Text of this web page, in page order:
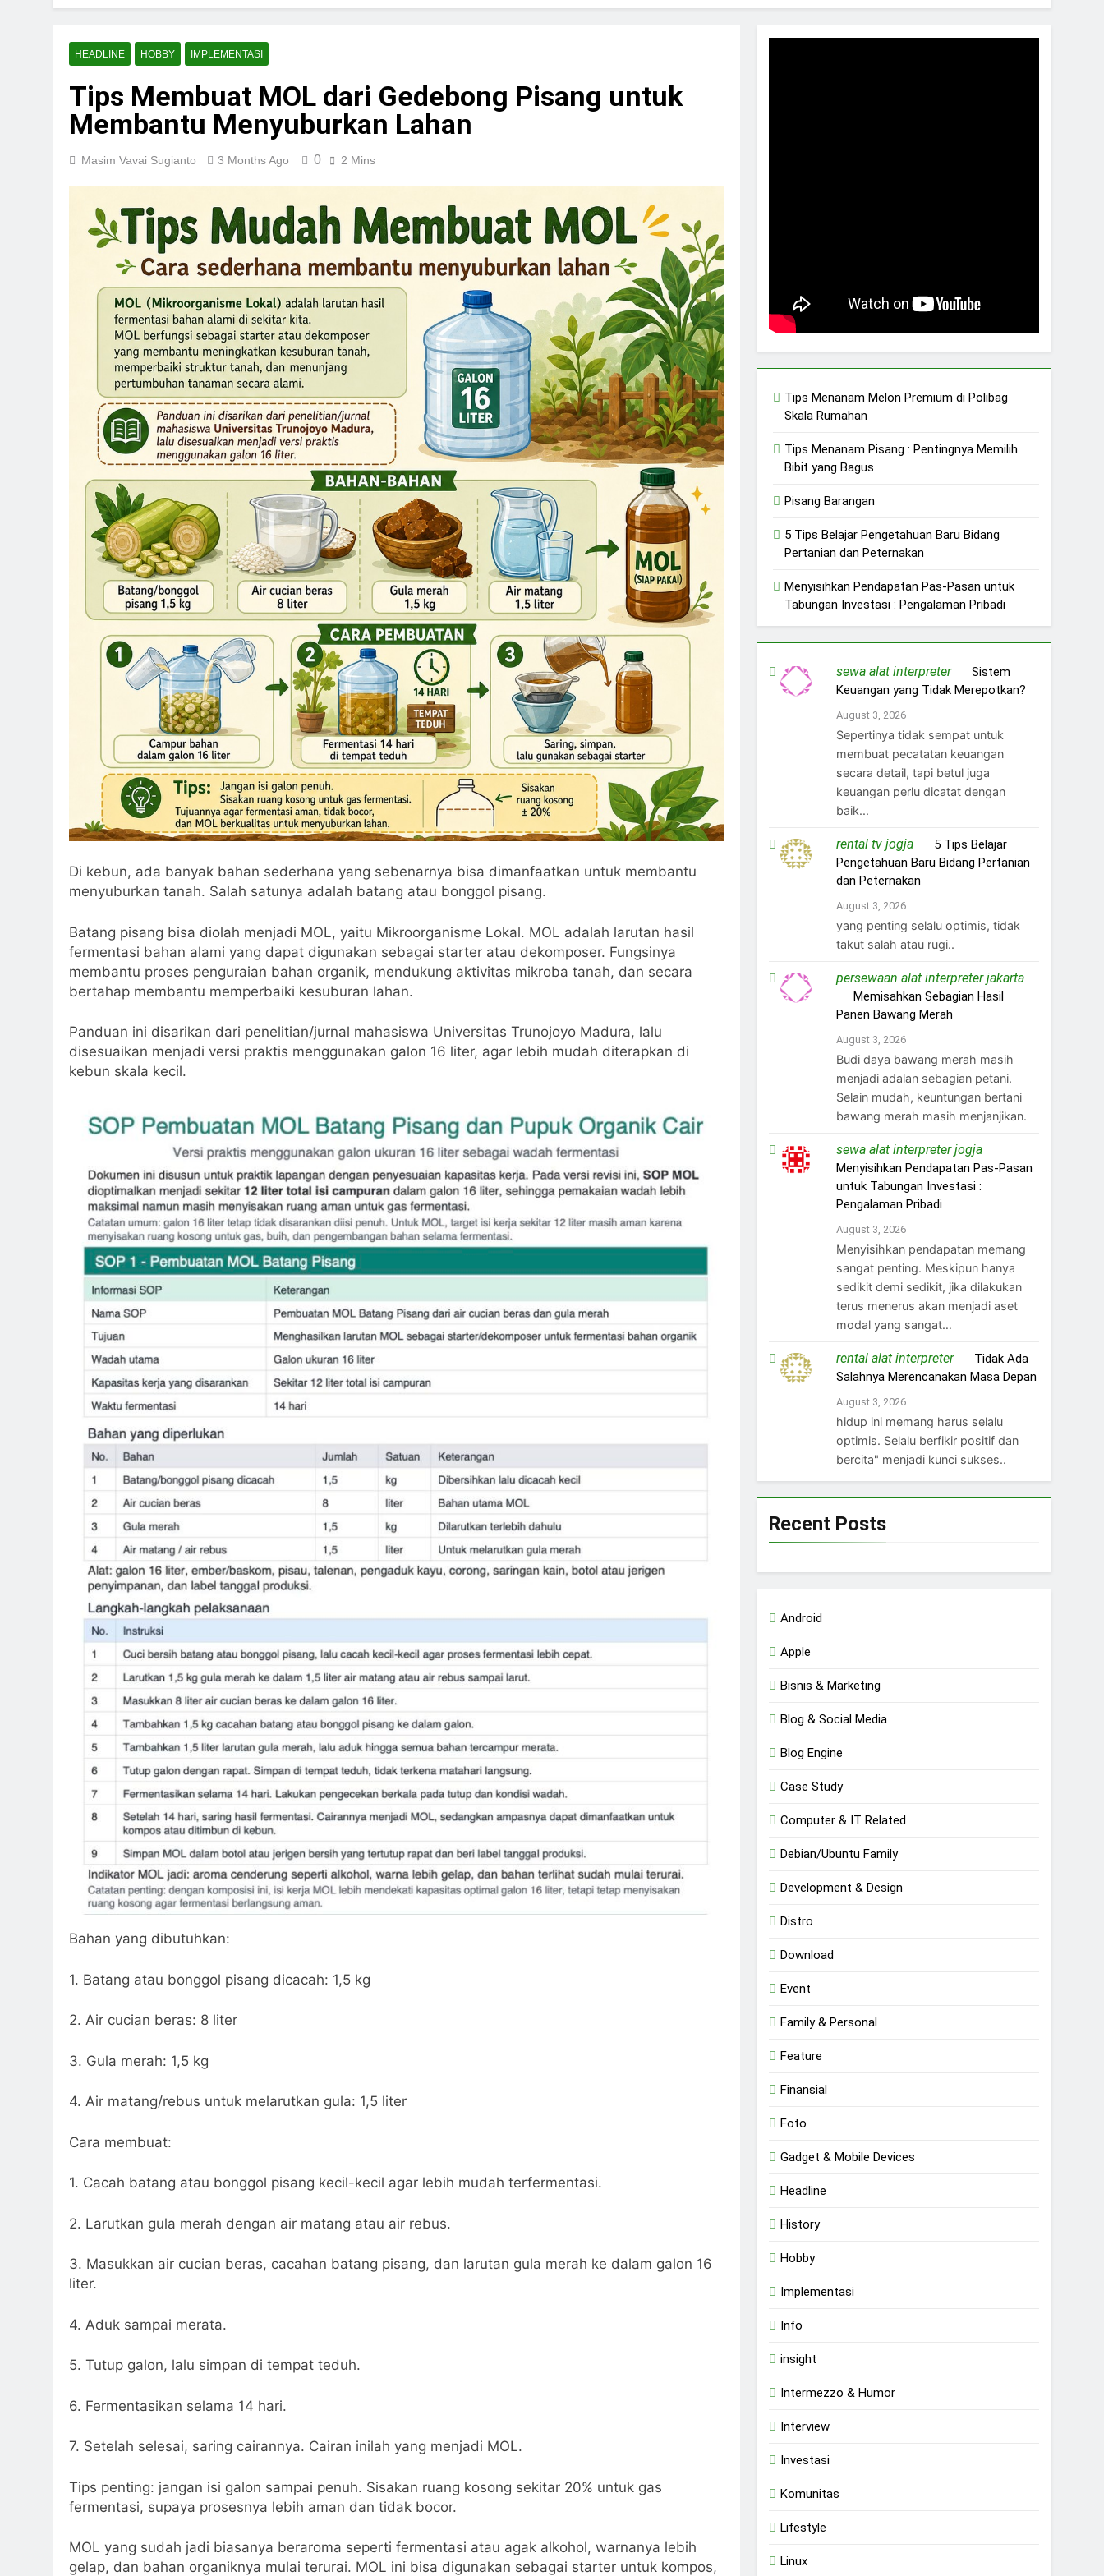
HEADLINE HOBBY IMPLEMENTASI
Tips Membuat MOL dari Gedebong Pisang untuk
Membantu Menyuburkan Lahan
Masim Vavai Sugianto 3 Months Ago 0 2 Mins
Di kebun, ada banyak bahan sederhana yang sebenarnya bisa dimanfaatkan untuk membantu
menyuburkan tanah. Salah satunya adalah batang atau bonggol pisang.
Batang pisang bisa diolah menjadi MOL, yaitu Mikroorganisme Lokal. MOL adalah larutan hasil
fermentasi bahan alami yang dapat digunakan sebagai starter atau dekomposer. Fungsinya
membantu proses penguraian bahan organik, mendukung aktivitas mikroba tanah, dan secara
bertahap membantu memperbaiki kesuburan lahan.
Panduan ini disarikan dari penelitian/jurnal mahasiswa Universitas Trunojoyo Madura, lalu
disesuaikan menjadi versi praktis menggunakan galon 16 liter, agar lebih mudah diterapkan di
kebun skala kecil.
Bahan yang dibutuhkan:
1. Batang atau bonggol pisang dicacah: 1,5 kg
2. Air cucian beras: 8 liter
3. Gula merah: 1,5 kg
4. Air matang/rebus untuk melarutkan gula: 1,5 liter
Cara membuat:
1. Cacah batang atau bonggol pisang kecil-kecil agar lebih mudah terfermentasi.
2. Larutkan gula merah dengan air matang atau air rebus.
3. Masukkan air cucian beras, cacahan batang pisang, dan larutan gula merah ke dalam galon 16
liter.
4. Aduk sampai merata.
5. Tutup galon, lalu simpan di tempat teduh.
6. Fermentasikan selama 14 hari.
7. Setelah selesai, saring cairannya. Cairan inilah yang menjadi MOL.
Tips penting: jangan isi galon sampai penuh. Sisakan ruang kosong sekitar 20% untuk gas
fermentasi, supaya prosesnya lebih aman dan tidak bocor.
MOL yang sudah jadi biasanya beraroma seperti fermentasi atau agak alkohol, warnanya lebih
gelap, dan bahan organiknya mulai terurai. MOL ini bisa digunakan sebagai starter untuk kompos,
Tips Menanam Melon Premium di Polibag
Skala Rumahan
Tips Menanam Pisang : Pentingnya Memilih
Bibit yang Bagus
Pisang Barangan
5 Tips Belajar Pengetahuan Baru Bidang
Pertanian dan Peternakan
Menyisihkan Pendapatan Pas-Pasan untuk
Tabungan Investasi : Pengalaman Pribadi
sewa alat interpreteron Sistem
Keuangan yang Tidak Merepotkan?
August 3, 2026
Sepertinya tidak sempat untuk
membuat pecatatan keuangan
secara detail, tapi betul juga
keuangan perlu dicatat dengan
baik...
rental tv jogjaon 5 Tips Belajar
Pengetahuan Baru Bidang Pertanian
dan Peternakan
August 3, 2026
yang penting selalu optimis, tidak
takut salah atau rugi..
persewaan alat interpreter jakarta
Memisahkan Sebagian Hasil
Panen Bawang Merah
August 3, 2026
Budi daya bawang merah masih
menjadi adalan sebagian petani.
Selain mudah, keuntungan bertani
bawang merah masih menjanjikan.
sewa alat interpreter jogjaon
Menyisihkan Pendapatan Pas-Pasan
untuk Tabungan Investasi :
Pengalaman Pribadi
August 3, 2026
Menyisihkan pendapatan memang
sangat penting. Meskipun hanya
sedikit demi sedikit, jika dilakukan
terus menerus akan menjadi aset
modal yang sangat…
rental alat interpreteron Tidak Ada
Salahnya Merencanakan Masa Depan
August 3, 2026
hidup ini memang harus selalu
optimis. Selalu berfikir positif dan
bercita" menjadi kunci sukses..
Recent Posts
Android
Apple
Bisnis & Marketing
Blog & Social Media
Blog Engine
Case Study
Computer & IT Related
Debian/Ubuntu Family
Development & Design
Distro
Download
Event
Family & Personal
Feature
Finansial
Foto
Gadget & Mobile Devices
Headline
History
Hobby
Implementasi
Info
insight
Intermezzo & Humor
Interview
Investasi
Komunitas
Lifestyle
Linux